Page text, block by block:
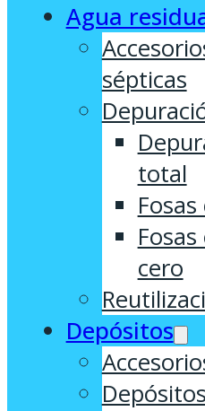
Agua
sépticas
total
cero
Depósitos